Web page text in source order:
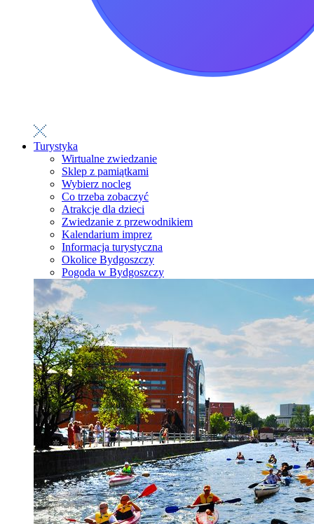
Turystyka
Wirtualne zwiedzanie
Sklep z pamiątkami
Wybierz nocleg
Co trzeba zobaczyć
Atrakcje dla dzieci
Zwiedzanie z przewodnikiem
Kalendarium imprez
Informacja turystyczna
Okolice Bydgoszczy
Pogoda w Bydgoszczy